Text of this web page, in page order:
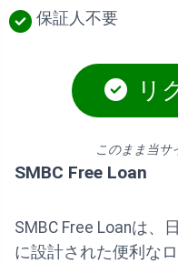
保証人不要
リ
このまま当サ
SMBC Free Loan
SMBC Free Loanは、
に設計された便利なロ